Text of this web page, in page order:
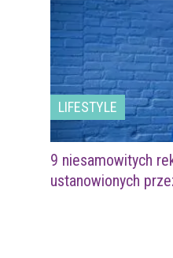
LIFESTYLE
9 niesamowitych
ustanowionych